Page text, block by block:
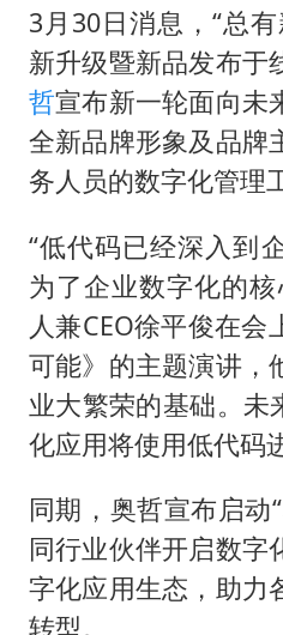
刘浩存
万岁山
张本智
习近平
3月30日消息，“总
新升级暨新品发布于
哲宣布新一轮面向未
全新品牌形象及品牌
务人员的数字化管理
“低代码已经深入到
为了企业数字化的
人兼CEO徐平俊在
可能》的主题演讲，
业大繁荣的基础。未
化应用将使用低代码
同期，奥哲宣布启动
同行业伙伴开启数字
字化应用生态，助力
转型。